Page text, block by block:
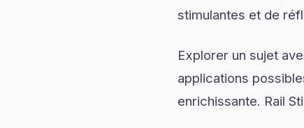
stimulantes et de
Explorer un sujet
applications
enrichissante. Rail